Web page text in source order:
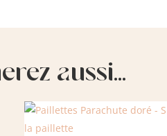
aussi…